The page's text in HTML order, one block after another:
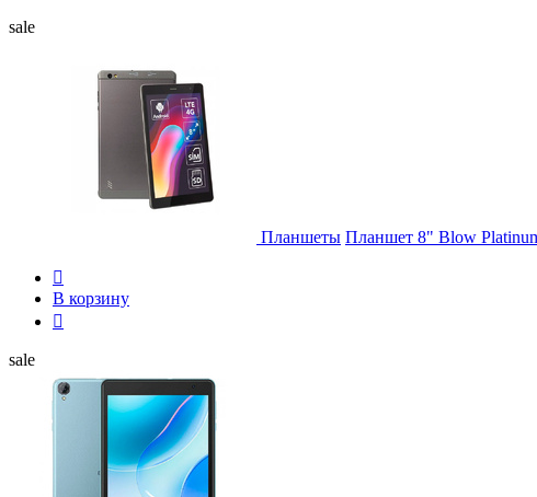
sale
Планшеты Планшет 8" Blow

В корзину

sale